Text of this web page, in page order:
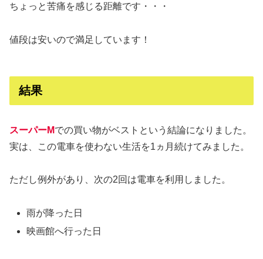
ちょっと苦痛を感じる距離です・・・
値段は安いので満足しています！
結果
スーパーMでの買い物がベストという結論になりました。
実は、この電車を使わない生活を1ヵ月続けてみました。
ただし例外があり、次の2回は電車を利用しました。
雨が降った日
映画館へ行った日